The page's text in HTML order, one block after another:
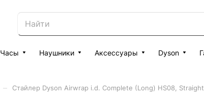
Часы Наушники Аксессуары Dyson
Стайлер Dyson Airwrap i.d. Complete (Long) HS08,